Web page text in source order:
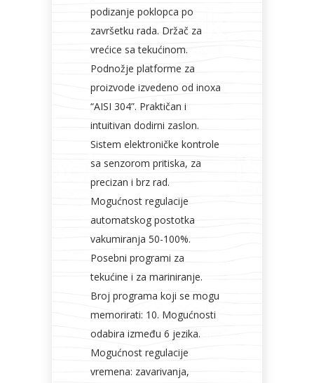
podizanje poklopca po
završetku rada. Držač za
vrećice sa tekućinom.
Podnožje platforme za
proizvode izvedeno od inoxa
“AISI 304”. Praktičan i
intuitivan dodirni zaslon.
Sistem elektroničke kontrole
sa senzorom pritiska, za
precizan i brz rad.
Mogućnost regulacije
automatskog postotka
vakumiranja 50-100%.
Posebni programi za
tekućine i za mariniranje.
Broj programa koji se mogu
memorirati: 10. Mogućnosti
odabira između 6 jezika.
Mogućnost regulacije
vremena: zavarivanja,